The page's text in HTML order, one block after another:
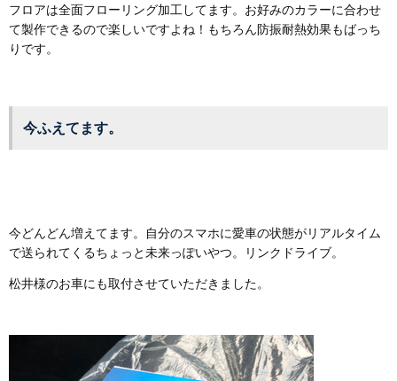
フロアは全面フローリング加工してます。お好みのカラーに合わせ
て製作できるので楽しいですよね！もちろん防振耐熱効果もばっち
りです。
今ふえてます。
今どんどん増えてます。自分のスマホに愛車の状態がリアルタイム
で送られてくるちょっと未来っぽいやつ。リンクドライブ。
松井様のお車にも取付させていただきました。